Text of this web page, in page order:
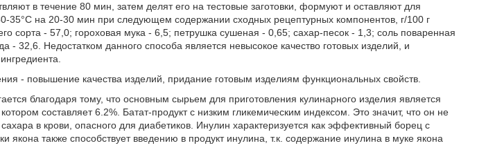
в течение 80 мин, затем делят его на тестовые заготовки, формуют и оставляют для
35°С на 20-30 мин при следующем содержании сходных рецептурных компонентов, г/100 г
сорта - 57,0; гороховая мука - 6,5; петрушка сушеная - 0,65; сахар-песок - 1,3; соль поваренная
- 32,6. Недостатком данного способа является невысокое качество готовых изделий, и
- повышение качества изделий, придание готовым изделиям функциональных свойств.
благодаря тому, что основным сырьем для приготовления кулинарного изделия является
составляет 6.2%. Батат-продукт с низким гликемическим индексом. Это значит, что он не
в крови, опасного для диабетиков. Инулин характеризуется как эффективный борец с
якона также способствует введению в продукт инулина, т.к. содержание инулина в муке якона